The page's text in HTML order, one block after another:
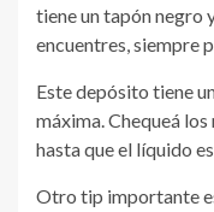
tiene un tapón negro
encuentres, siempre
Este depósito tiene
máxima. Chequeá
hasta que el líquido
Otro tip importante